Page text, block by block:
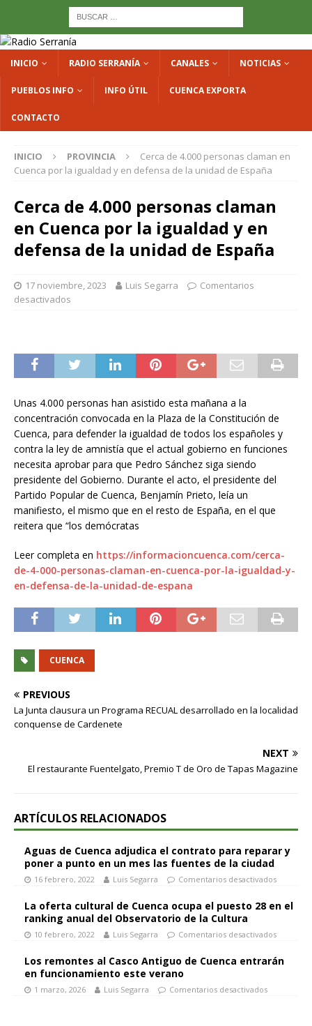
INICIO RADIO SERRANÍA CANALES NOTICIAS
PUEBLOS INFO INFO ÚTIL CUENCA EXPORTA
CONTACTO
INICIO PROVINCIA
Cerca de 4.000 personas claman en
Cuenca por la igualdad y en defensa de la unidad de España
Cerca de 4.000 personas claman
en Cuenca por la igualdad y en
defensa de la unidad de España
17 noviembre, 2023 Luis Segarra
Comentarios
desactivados
Unas 4.000 personas han asistido esta mañana a la
concentración convocada en la Plaza de la Constitución de
Cuenca, para defender la igualdad de todos los españoles y
contra la ley de amnistía que el actual gobierno en funciones
necesita aprobar para que Pedro Sánchez siga siendo
presidente del Gobierno. Durante el acto, el presidente del
Partido Popular de Cuenca, Benjamín Prieto, leía un
manifiesto, el mismo que en el resto de España, en el que
reitera que “los demócratas
Leer completa en https://informacioncuenca.com/cerca-
de-4-000-personas-claman-en-cuenca-por-la-igualdad-y-
en-defensa-de-la-unidad-de-espana
CUENCA
PREVIOUS
La Junta clausura un Programa RECUAL desarrollado en la localidad
conquense de Cardenete
NEXT
El restaurante Fuentelgato, Premio T de Oro de Tapas Magazine
ARTÍCULOS RELACIONADOS
Aguas de Cuenca adjudica el contrato para reparar y
poner a punto en un mes las fuentes de la ciudad
16 febrero, 2022 Luis Segarra Comentarios desactivados
La oferta cultural de Cuenca ocupa el puesto 28 en el
ranking anual del Observatorio de la Cultura
10 febrero, 2022 Luis Segarra Comentarios desactivados
Los remontes al Casco Antiguo de Cuenca entrarán
en funcionamiento este verano
1 marzo, 2026 Luis Segarra Comentarios desactivados